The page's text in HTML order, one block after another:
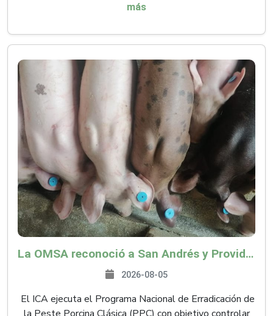
más
La OMSA reconoció a San Andrés y Providencia como zona libre de Peste Porcina Clásica (PPC)
2026-08-05
El ICA ejecuta el Programa Nacional de Erradicación de